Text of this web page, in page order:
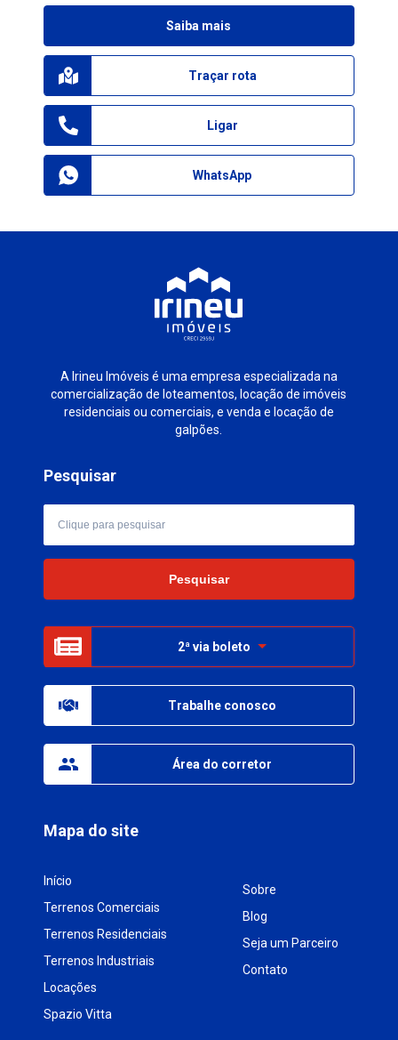
Saiba mais
Traçar rota
Ligar
WhatsApp
A Irineu Imóveis é uma empresa especializada na
comercialização de loteamentos, locação de imóveis
residenciais ou comerciais, e venda e locação de
galpões.
Mapa do site
Início
Terrenos Comerciais
Terrenos Residenciais
Terrenos Industriais
Locações
Spazio Vitta
Sobre
Blog
Seja um Parceiro
Contato
Pesquisar
2ª via boleto
Trabalhe conosco
Área do corretor